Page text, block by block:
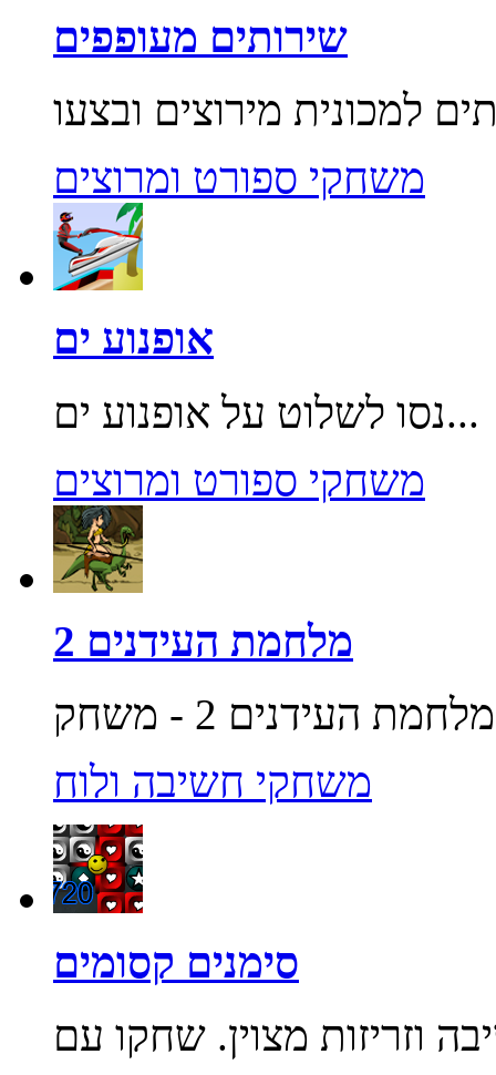
שירותים מעופפים
משחקי ספורט ומרוצים
אופנוע ים
נסו לשלוט על אופנוע ים...
משחקי ספורט ומרוצים
מלחמת העידנים 2
משחקי חשיבה ולוח
סימנים קסומים